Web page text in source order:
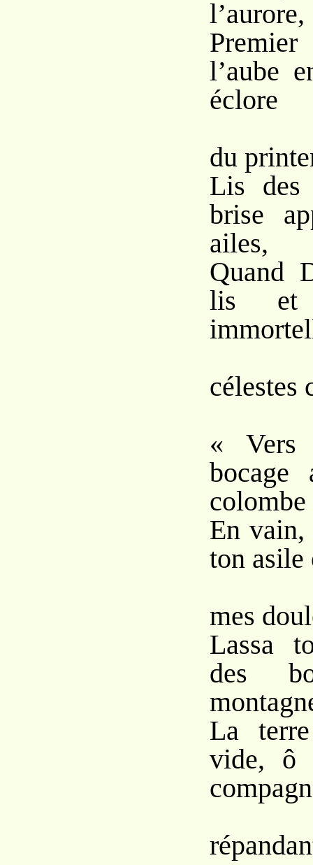
l’aurore,
l’aube
éclore
du
Lis
brise
ailes,
Quand
lis et
célestes
« Vers
colombe
En vain,
ton asile
mes
Lassa
des
La
vide, ô